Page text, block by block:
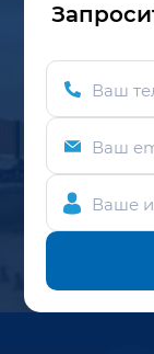
Ваш
Ваш
Ваше